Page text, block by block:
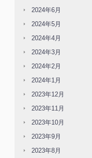
2024年6月
2024年5月
2024年4月
2024年3月
2024年2月
2024年1月
2023年12月
2023年11月
2023年10月
2023年9月
2023年8月